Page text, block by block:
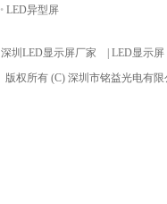
• LED异型屏
深圳LED显示屏厂家 |
LED显示
版权所有 (C) 深圳市铭益光电有